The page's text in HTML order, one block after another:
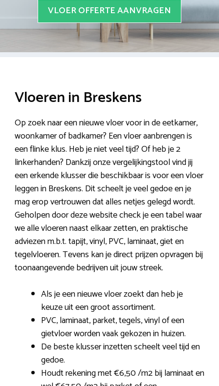
VLOER OFFERTE AANVRAGEN
Vloeren in Breskens
Op zoek naar een nieuwe vloer voor in de eetkamer,
woonkamer of badkamer? Een vloer aanbrengen is
een flinke klus. Heb je niet veel tijd? Of heb je 2
linkerhanden? Dankzij onze vergelijkingstool vind jij
een erkende klusser die beschikbaar is voor een vloer
leggen in Breskens. Dit scheelt je veel gedoe en je
mag erop vertrouwen dat alles netjes gelegd wordt.
Geholpen door deze website check je een tabel waar
we alle vloeren naast elkaar zetten, en praktische
adviezen m.b.t. tapijt, vinyl, PVC, laminaat, giet en
tegelvloeren. Tevens kan je direct prijzen opvragen bij
toonaangevende bedrijven uit jouw streek.
Als je een nieuwe vloer zoekt dan heb je
keuze uit een groot assortiment.
PVC, laminaat, parket, tegels, vinyl of een
gietvloer worden vaak gekozen in huizen.
De beste klusser inzetten scheelt veel tijd en
gedoe.
Houdt rekening met €6,50 /m2 bij laminaat en